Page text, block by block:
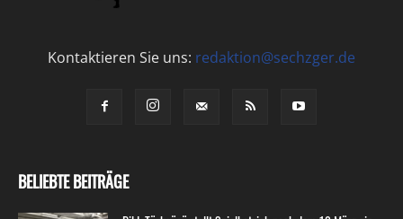
Kontaktieren Sie uns: redaktion@sechzger.de
BELIEBTE BEITRÄGE